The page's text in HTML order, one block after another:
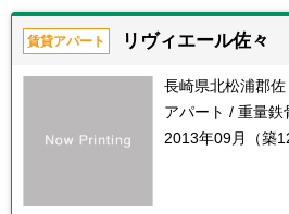
賃貸アパート リヴィエール佐々
長崎県北松浦郡
アパート / 重量鉄
2013年09月（築